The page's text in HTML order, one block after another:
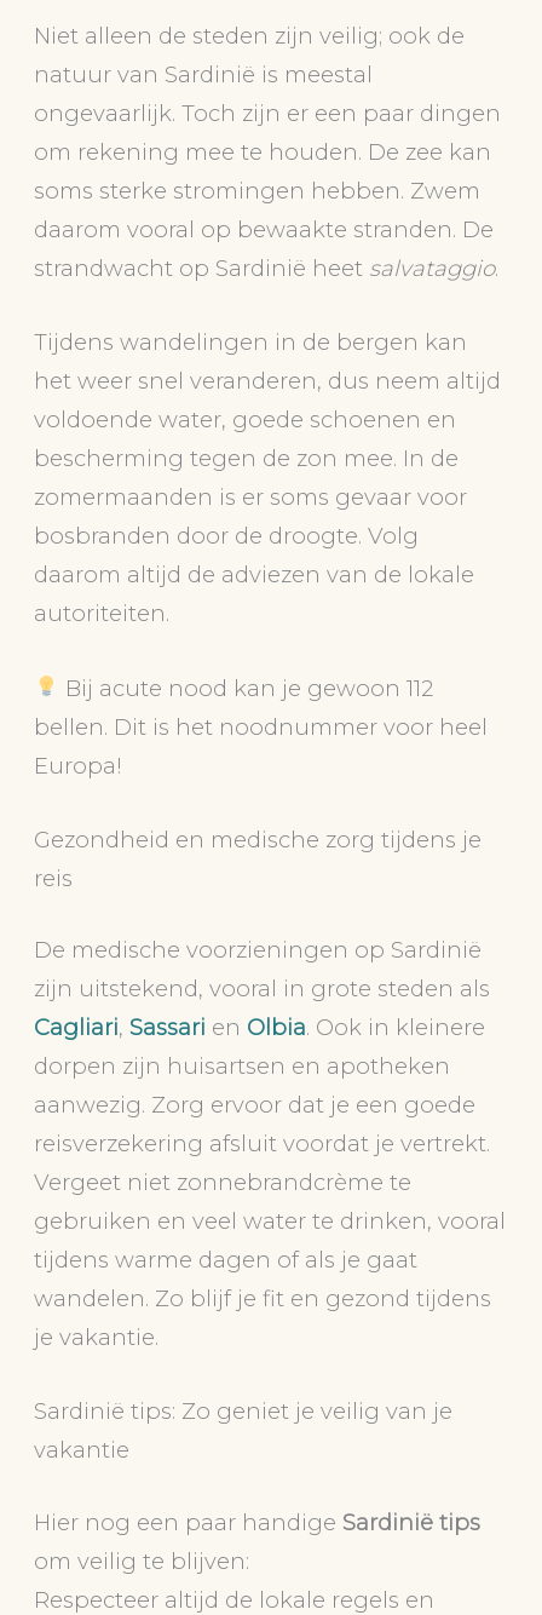
Niet alleen de steden zijn veilig; ook de
natuur van Sardinië is meestal
ongevaarlijk. Toch zijn er een paar dingen
om rekening mee te houden. De zee kan
soms sterke stromingen hebben. Zwem
daarom vooral op bewaakte stranden. De
strandwacht op Sardinië heet salvataggio.
Tijdens wandelingen in de bergen kan
het weer snel veranderen, dus neem altijd
voldoende water, goede schoenen en
bescherming tegen de zon mee. In de
zomermaanden is er soms gevaar voor
bosbranden door de droogte. Volg
daarom altijd de adviezen van de lokale
autoriteiten.
Bij acute nood kan je gewoon 112
bellen. Dit is het noodnummer voor heel
Europa!
Gezondheid en medische zorg tijdens je
reis
De medische voorzieningen op Sardinië
zijn uitstekend, vooral in grote steden als
Cagliari,Sassari en Olbia. Ook in kleinere
dorpen zijn huisartsen en apotheken
aanwezig. Zorg ervoor dat je een goede
reisverzekering afsluit voordat je vertrekt.
Vergeet niet zonnebrandcrème te
gebruiken en veel water te drinken, vooral
tijdens warme dagen of als je gaat
wandelen. Zo blijf je fit en gezond tijdens
je vakantie.
Sardinië tips: Zo geniet je veilig van je
vakantie
Hier nog een paar handige Sardinië tips
om veilig te blijven:
Respecteer altijd de lokale regels en